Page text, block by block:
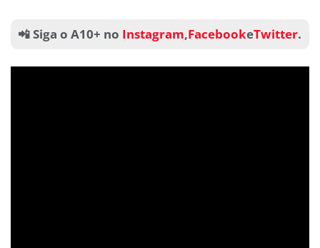
📲 Siga o A10+ no Instagram,FacebookeTwitter.